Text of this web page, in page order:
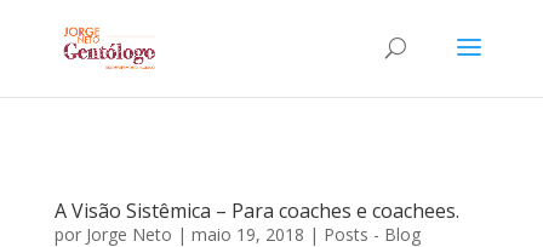
A Visão Sistêmica – Para coaches e coachees.
por Jorge Neto | maio 19, 2018 | Posts - Blog